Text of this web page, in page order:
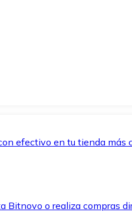
efectivo en tu tienda más
Bitnovo o realiza compras